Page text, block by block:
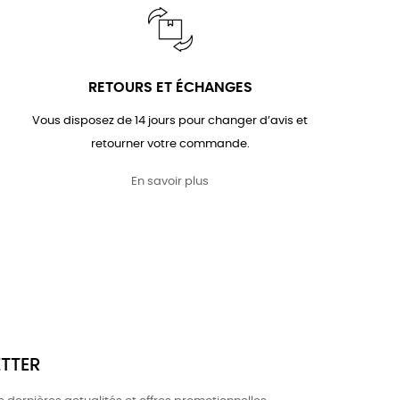
RETOURS ET ÉCHANGES
Vous disposez de 14 jours pour changer d’avis et
retourner votre commande.
En savoir plus